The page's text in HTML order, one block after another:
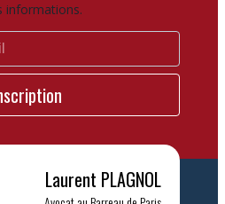
informations.
Laurent PLAGNOL